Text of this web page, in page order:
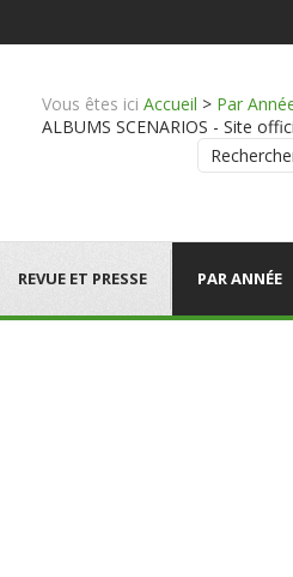
Vous êtes ici Accueil > Par
ALBUMS SCENARIOS - Site
REVUE ET PRESSE PAR ANNÉE